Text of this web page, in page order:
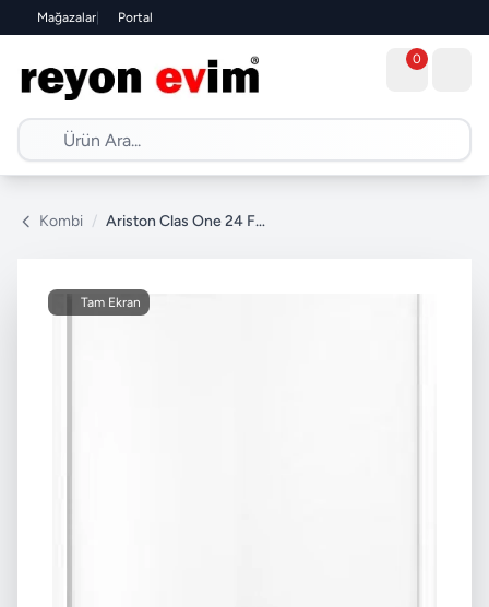
Mağazalar| Portal
0
Kombi / Ariston Clas One 24 FF Hermetik Yoğuşmalı Kombi
Tam Ekran